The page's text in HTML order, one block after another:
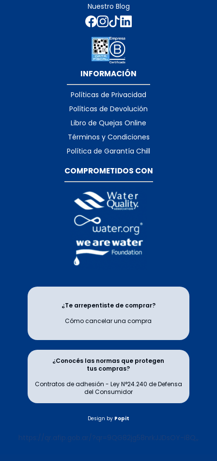
Nuestro Blog
INFORMACIÓN
Políticas de Privacidad
Políticas de Devolución
Libro de Quejas Online
Términos y Condiciones
Política de Garantía Chill
COMPROMETIDOS CON
¿Te arrepentiste de comprar?
Cómo cancelar una compra
¿Conocés las normas que protegen
tus compras?
Contratos de adhesión - Ley N°24.240 de Defensa
del Consumidor
Design by Popit
https://qr.afip.gob.ar/?qr=9QG82jg58nrkJJDsOY-i8Q,,